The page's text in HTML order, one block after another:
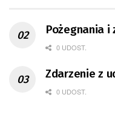
Pożegnania i
0 UDOST.
Zdarzenie z
0 UDOST.